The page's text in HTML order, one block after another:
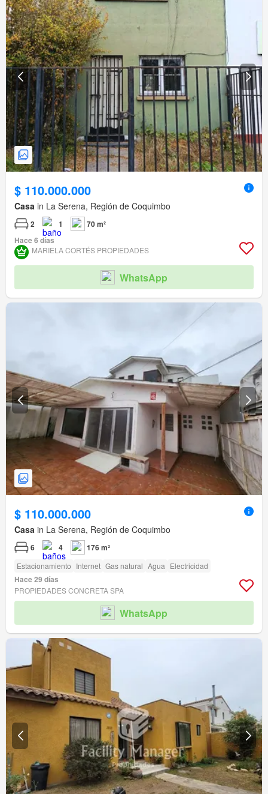
$ 110.000.000
Casa in La Serena, Región de Coquimbo
2 1
70 m²
Hace 6 días
MARIELA CORTÉS PROPIEDADES
WhatsApp
$ 110.000.000
Casa in La Serena, Región de Coquimbo
6 4 176 m²
Estacionamiento Internet Gas natural Agua Electricidad
Hace 29 días
PROPIEDADES CONCRETA SPA
WhatsApp